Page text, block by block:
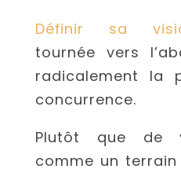
Définir sa
tournée vers
radicalement la
concurrence.
Plutôt que de
comme un